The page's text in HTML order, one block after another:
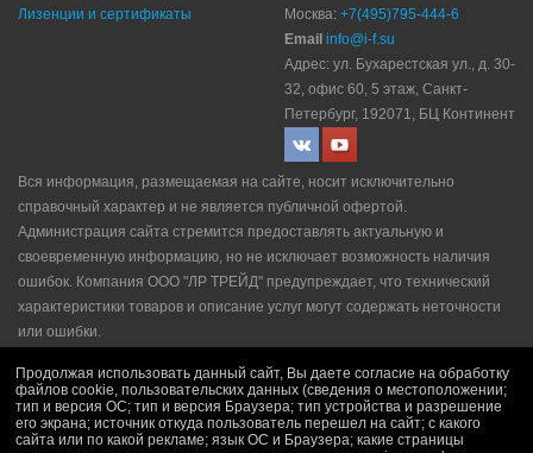
Лизенции и сертификаты
Москва: +7(495)795-444-6
Email info@i-f.su
Адрес: ул. Бухарестская ул., д. 30-
32, офис 60, 5 этаж, Санкт-
Петербург, 192071, БЦ Континент
Вся информация, размещаемая на сайте, носит исключительно
справочный характер и не является публичной офертой.
Администрация сайта стремится предоставлять актуальную и
своевременную информацию, но не исключает возможность наличия
ошибок. Компания ООО "ЛР ТРЕЙД" прeдупрeждaeт, что технический
характеристики товаров и описание услуг могут содержать неточности
или ошибки.
Политика рекламной рассылки|Правила продажи
Продолжая использовать данный сайт, Вы даете согласие на обработку
файлов cookie, пользовательских данных (сведения о местоположении;
тип и версия ОС; тип и версия Браузера; тип устройства и разрешение
его экрана; источник откуда пользователь перешел на сайт; с какого
сайта или по какой рекламе; язык ОС и Браузера; какие страницы